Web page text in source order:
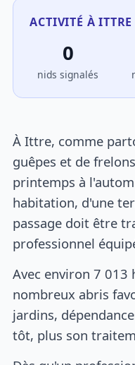
ACTIVITÉ À
0
nids signalés
À Ittre, comme
guêpes et de
printemps à
habitation, d'une
passage doit être
professionnel
Avec environ 7
nombreux abris
jardins,
tôt, plus son